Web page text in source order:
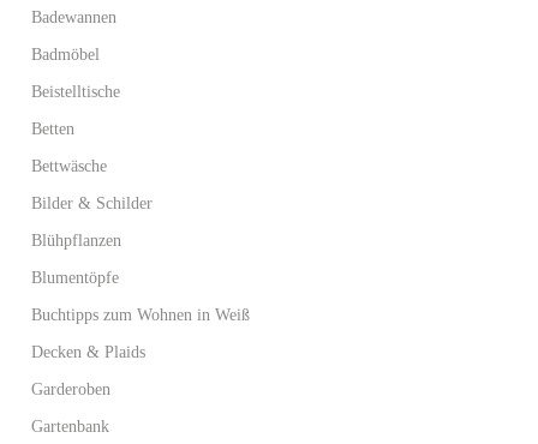
Badewannen
Badmöbel
Beistelltische
Betten
Bettwäsche
Bilder & Schilder
Blühpflanzen
Blumentöpfe
Buchtipps zum Wohnen in Weiß
Decken & Plaids
Garderoben
Gartenbank